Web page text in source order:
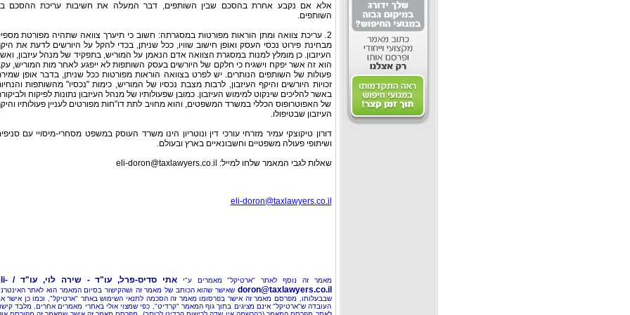
אלא אם נקבע אחרת בהסכם שבין השותפים, דבר המעלה את חשיבות עריכת ההסכם
השותפים.
2. עריכת צוואה ומתן הוראות מפורטות במסגרתה: חשוב כי תיערך צוואה שתהיה מפורטת
מבחינת פירוט נכסי העסק ואופן חישוב שוויו, ככל שניתן, בכדי להקל על היורשים לדעת את
העיזבון. כן מומלץ למנות במסגרת הצוואה אדם הנאמן על המוריש, בתפקיד של מנהל עיזבון,
הוא זה אשר יפקח וישגיח כי חלקם של היורשים בעסק השותפות לא ייפגע לאחר מות המוריש,
פעולות של השותפים הנותרים. יש לפרט בצוואה הוראות מפורטות ככל שניתן, בדבר אופן
זכויות היורשים והיקף העיזבון, לרבות מצבת נכסיו של המוריש, כימות "נכסיו" מהשותפות
באשר להליכים שינקוט למימוש העיזבון. כמובן שפעולותיו של מנהל העיזבון נתונות לפיקוח
של האפוטרופוס הכללי במשרד המשפטים, והוא מחויב לתת דו"חות מפורטים לעניין פעולותיו
העיזבון שבטיפולו.
דורון טיקוצקי עמיר מזרחי עורכי דין ונוטריון הינו משרד העוסק במשפט מסחרי-מיסויי עם
ושיתופי פעולה משפטיים וחשבונאיים בארץ ובעולם.
שאלות לגבי המאמר שלחו למייל: eli-doron@taxlawyers.co.il
eli-doron@taxlawyers.co.il
מאמר זה נוסף לאתר "ארטיקל" מאמרים ע"יאתי סדיס-פרל, עו"ד - שירה לוי, עו"ד /
doron@taxlawyers.co.il שאישר שהוא הכותב של מאמר זה ושהקישור בסיום המאמר הוא לאתר
שבבעלותו, מפרסם מאמר זה אישר בפרסומו מאמר זה הסכמה לתנאי השימוש באתר "ארטיקל", וכמו כן אישר
העובדה ש"ארטיקל" אינם מציגים בתוך גוף המאמר "קרדיט", כפי שמצוי אולי באתרי מאמרים אחרים, מלבד